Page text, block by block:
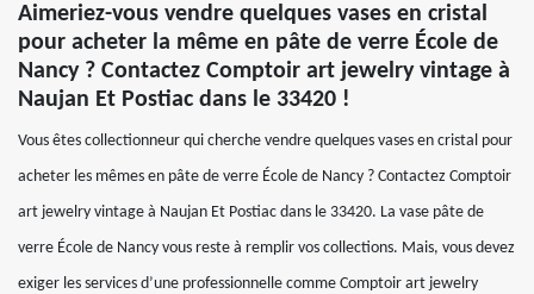
Aimeriez-vous vendre quelques vases en cristal
pour acheter la même en pâte de verre École de
Nancy ? Contactez Comptoir art jewelry vintage à
Naujan Et Postiac dans le 33420 !
Vous êtes collectionneur qui cherche vendre quelques vases en cristal pour
acheter les mêmes en pâte de verre École de Nancy ? Contactez Comptoir
art jewelry vintage à Naujan Et Postiac dans le 33420. La vase pâte de
verre École de Nancy vous reste à remplir vos collections. Mais, vous devez
exiger les services d’une professionnelle comme Comptoir art jewelry